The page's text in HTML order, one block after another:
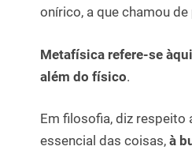
onírico, a que chamou de
Metafísica refere-se
além do físico.
Em filosofia, diz respeito
essencial das coisas, à